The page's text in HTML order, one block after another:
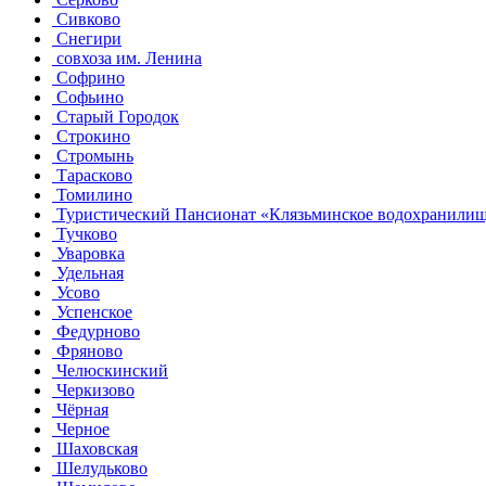
Сивково
Снегири
совхоза им. Ленина
Софрино
Софьино
Старый Городок
Строкино
Стромынь
Тарасково
Томилино
Туристический Пансионат «Клязьминское
Тучково
Уваровка
Удельная
Усово
Успенское
Федурново
Фряново
Челюскинский
Черкизово
Чёрная
Черное
Шаховская
Шелудьково